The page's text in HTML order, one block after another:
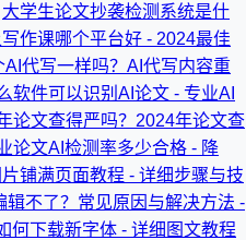
大学生论文抄袭检测系统是什
写作课哪个平台好 - 2024最佳
AI代写一样吗？AI代写内容重
软件可以识别AI论文 - 专业AI
论文查得严吗？2024年论文查
论文AI检测率多少合格 - 降
铺满页面教程 - 详细步骤与技
辑不了？常见原因与解决方法 -
何下载新字体 - 详细图文教程